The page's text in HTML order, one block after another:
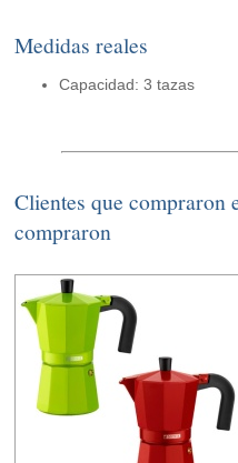
Medidas reales
Capacidad: 3 tazas
Clientes que compraron
compraron